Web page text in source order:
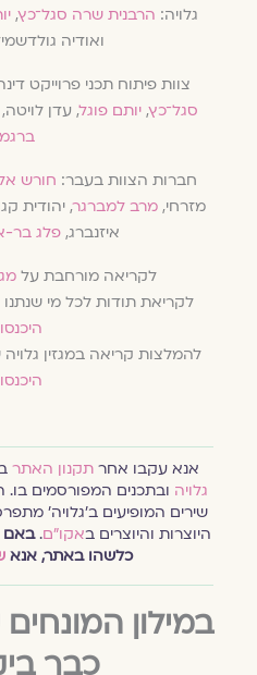
גלויה:הרבנית שרה סגל־כץ,
ואודיה
צוות פיתוח תכני פרוייקט
סגל־כץ,יותם פוגל, עדן לויטה,
ברגמן.
חברות הצוות בעבר:חורש
מזרחי,מרב למברגר, יהודית קגן,
איזנברג,פלג בר-
לקריאה מורחבת על
לקריאת תודות לכל מי שנתנו
להמלצות קריאה במגזין
אנא עקבו אחרתקנון האתר
גלויהובתכנים המפורסמים בו.
שירים המופיעים ב׳גלויה׳
היוצרות והיוצרים ב אקו״ם.באם
כלשהו באתר, אנא
במילון המונחים
כבר